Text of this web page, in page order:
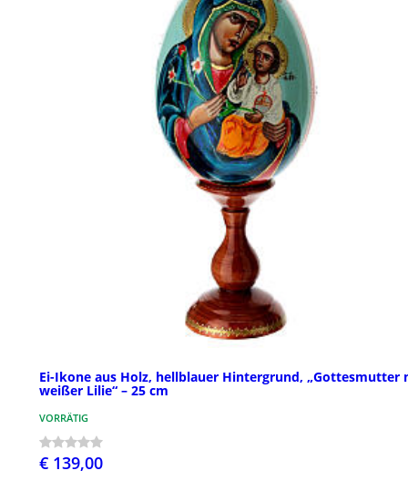
Ei-Ikone aus Holz, hellblauer Hintergrund, „Gottesmutter
weißer Lilie“ – 25 cm
VORRÄTIG
€ 139,00